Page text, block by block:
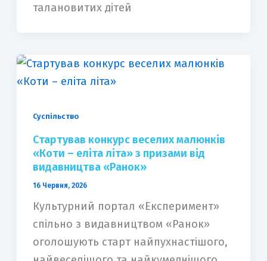
талановитих дітей
Суспільство
Стартував конкурс веселих малюнків
«Коти – еліта літа» з призами від
видавництва «Ранок»
16 Червня, 2026
Культурний портал «Експеримент»
спільно з видавництвом «Ранок»
оголошують старт найпухнастішого,